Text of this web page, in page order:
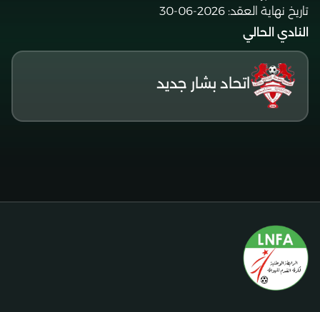
تاريخ نهاية العقد: 2026-06-30
النادي الحالي
اتحاد بشار جديد